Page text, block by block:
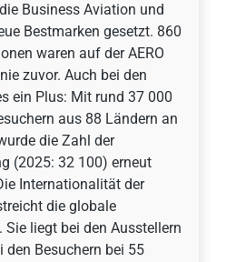
Business Aviation und
Bestmarken gesetzt. 860
waren auf der AERO
zuvor. Auch bei den
ein Plus: Mit rund 37 000
aus 88 Ländern an
die Zahl der
(2025: 32 100) erneut
Internationalität der
die globale
Sie liegt bei den Ausstellern
den Besuchern bei 55